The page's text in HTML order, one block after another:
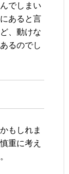
でしまい
あると言
、動けな
るのでし
もしれま
重に考え